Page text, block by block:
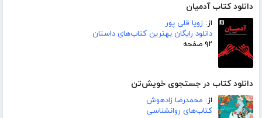
دانلود کتاب آدمیان
از: زویا قلی پور
دانلود رایگان بهترین کتاب‌های داستان
۹۲ صفحه
دانلود کتاب در جستجوی خویش‌تن
از: محمدرضا زادهوش
کتاب‌های روانشناسی